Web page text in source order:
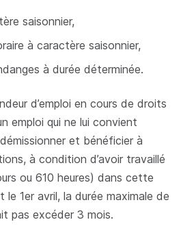
saisonnier,
à caractère saisonnier,
à durée déterminée.
d’emploi en cours de droits
emploi qui ne lui convient
et bénéficier à
à condition d’avoir travaillé
ou 610 heures) dans cette
1er avril, la durée maximale de
pas excéder 3 mois.